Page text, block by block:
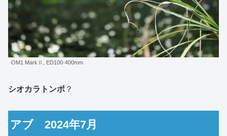
OM1 MarkⅡ, ED100-400mm
シオカラトンボ ？
アブ 2024年7月